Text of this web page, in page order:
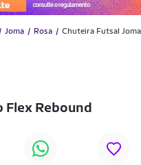
Joma Rosa Chuteira Futsal
Flex Rebound